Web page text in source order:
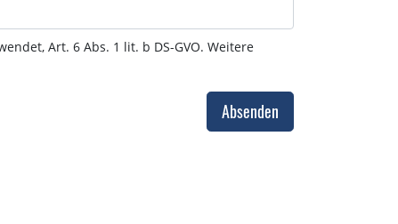
Art. 6 Abs. 1 lit. b DS-GVO. Weitere
Absenden